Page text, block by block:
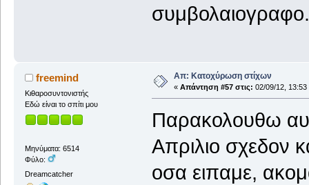
freemind
Κιθαροσυντονιστής
Εδώ είναι το σπίτι μου
Μηνύματα: 6514
Φύλο:
Dreamcatcher
Απ: Κατοχύρωση στίχων
« Απάντηση #57 στις: 02/09/12, 13:53
Παρακολουθω
Απριλιο σχεδον
οσα ειπαμε,